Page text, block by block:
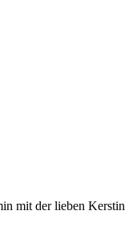
mit der lieben Kerstin